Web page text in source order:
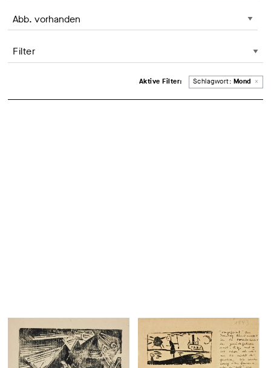
Seite sortieren, Änderung lädt die Seite neu
Filter
Aktive Filter: Entferne Filter
Schlagwort: Mond ×